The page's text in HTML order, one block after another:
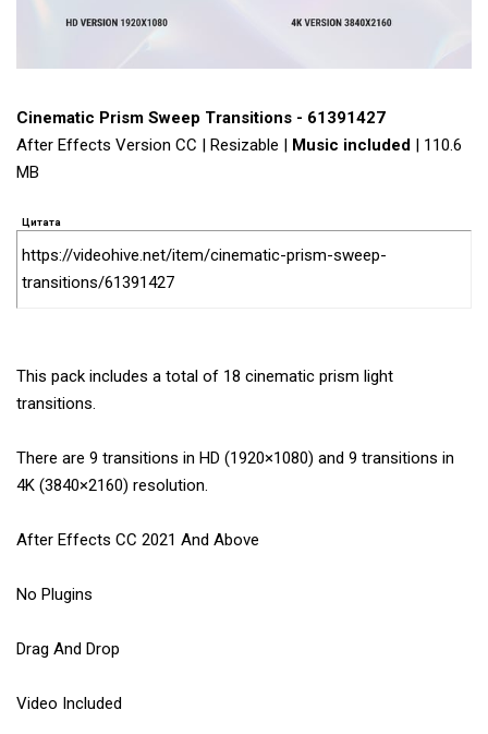
Cinematic Prism Sweep Transitions - 61391427
After Effects Version CC | Resizable | Music included | 110.6
MB
Цитата
https://videohive.net/item/cinematic-prism-sweep-
transitions/61391427
This pack includes a total of 18 cinematic prism light
transitions.
There are 9 transitions in HD (1920×1080) and 9 transitions in
4K (3840×2160) resolution.
After Effects CC 2021 And Above
No Plugins
Drag And Drop
Video Included